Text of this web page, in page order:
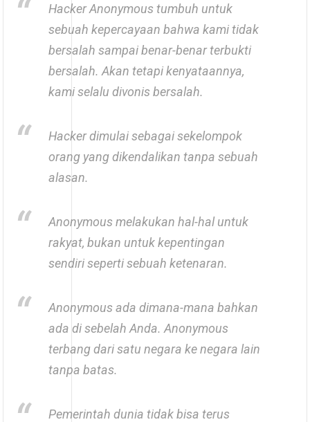
Hacker Anonymous tumbuh untuk
sebuah kepercayaan bahwa kami tidak
bersalah sampai benar-benar terbukti
bersalah. Akan tetapi kenyataannya,
kami selalu divonis bersalah.
Hacker dimulai sebagai sekelompok
orang yang dikendalikan tanpa sebuah
alasan.
Anonymous melakukan hal-hal untuk
rakyat, bukan untuk kepentingan
sendiri seperti sebuah ketenaran.
Anonymous ada dimana-mana bahkan
ada di sebelah Anda. Anonymous
terbang dari satu negara ke negara lain
tanpa batas.
Pemerintah dunia tidak bisa terus